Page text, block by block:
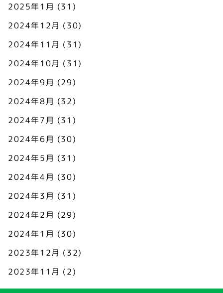
2025年1月 (31)
2024年12月 (30)
2024年11月 (31)
2024年10月 (31)
2024年9月 (29)
2024年8月 (32)
2024年7月 (31)
2024年6月 (30)
2024年5月 (31)
2024年4月 (30)
2024年3月 (31)
2024年2月 (29)
2024年1月 (30)
2023年12月 (32)
2023年11月 (2)